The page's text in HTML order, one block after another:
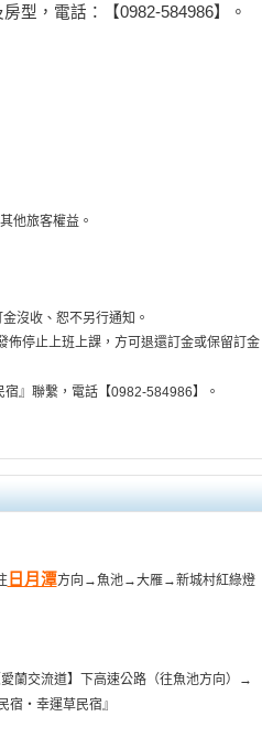
型，電話：【0982-584986】。
他旅客權益。
沒收、恕不另行通知。
佈停止上班上課，方可退還訂金或保留訂金
』聯繫，電話【0982-584986】。
日月潭方向→魚池→大雁→新城村紅綠燈
蘭交流道】下高速公路（往魚池方向）→
宿‧幸運草民宿』